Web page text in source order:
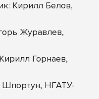
Кирилл Белов,
Журавлев,
Горнаев,
Шпортун, НГАТУ-